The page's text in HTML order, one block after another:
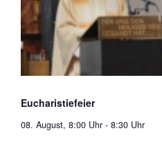
Eucharistiefeier
08. August, 8:00 Uhr - 8:30 Uhr